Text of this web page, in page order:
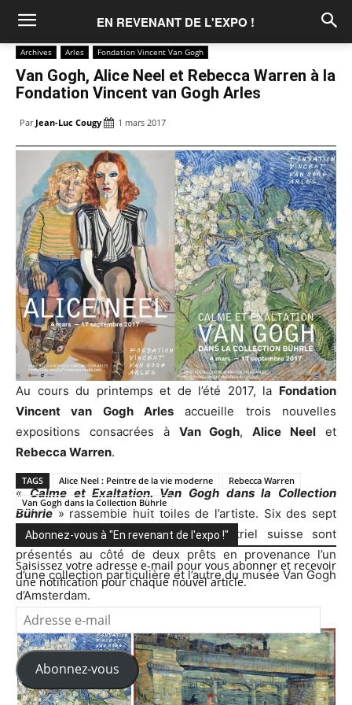
EN REVENANT DE L'EXPO !
Archives Arles Fondation Vincent Van Gogh
Van Gogh, Alice Neel et Rebecca Warren à la
Fondation Vincent van Gogh Arles
Par Jean-Luc Cougy 1 mars 2017
Au cours du printemps et de l’été 2017, la Fondation
Vincent van Gogh Arles accueille trois nouvelles
expositions consacrées à Van Gogh,Alice Neel et
Rebecca Warren.
«Calme et Exaltation. Van Gogh dans la Collection
Bührle» rassemble huit toiles de l’artiste. Six des sept
tableaux de la collection de l’industriel suisse sont
présentés au côté de deux prêts en provenance l’un
d’une collection particulière et l’autre du musée Van Gogh
d’Amsterdam.
TAGS Alice Neel : Peintre de la vie moderne
Rebecca Warren
Van Gogh dans la Collection Bührle
Abonnez-vous à "En revenant de l'expo !"
Saisissez votre adresse e-mail pour vous abonner et recevoir
une notification pour chaque nouvel article.
Adresse
e-
mail
Abonnez-vous